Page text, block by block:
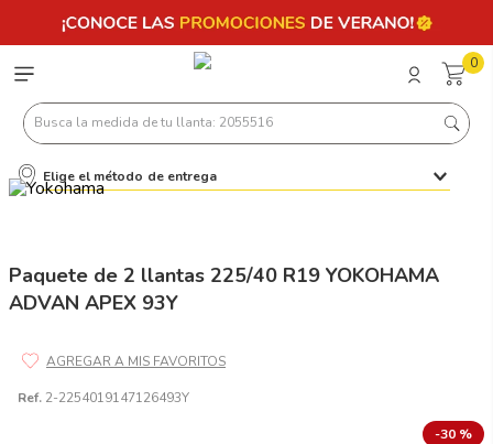
0
Busca la medida de tu llanta: 2055516
Elige el método de entrega
Paquete de 2 llantas 225/40 R19 YOKOHAMA
ADVAN APEX 93Y
Ref. 2-2254019147126493Y
-30 %
Términos más buscados
2